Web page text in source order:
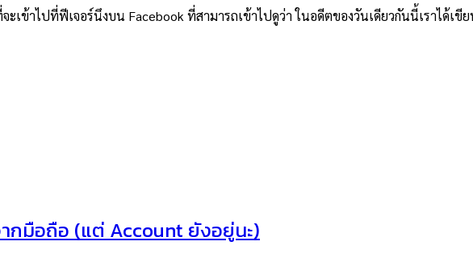
เข้าไปที่ฟีเจอร์นึงบน Facebook ที่สามารถเข้าไปดูว่า ในอดีตของวันเดียวกันนี้เราได้เขี
กมือถือ (แต่ Account ยังอยู่นะ)